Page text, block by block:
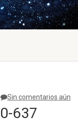
Sin comentarios aún
637